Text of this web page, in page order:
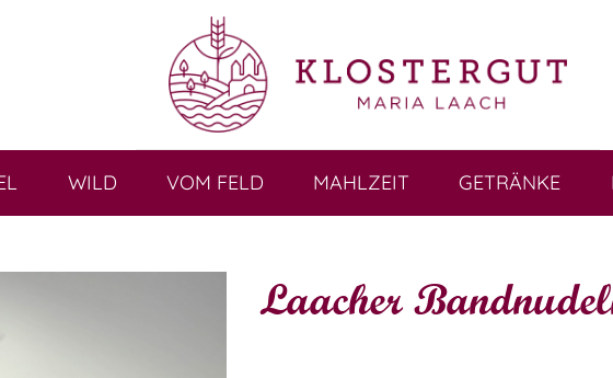
WILD VOM FELD MAHLZEIT GETRÄNKE
Laacher